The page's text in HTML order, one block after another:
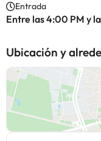
Entrada
Entre las 4:00 PM y
Ubicación y